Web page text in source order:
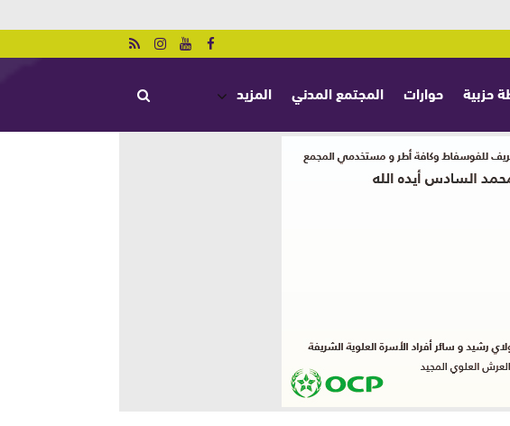
حزبية حوارات المجتمع المدني المزيد